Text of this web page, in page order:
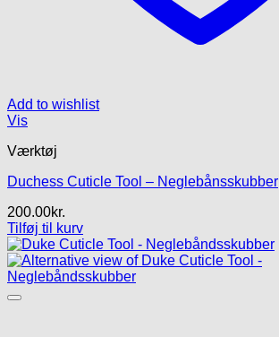
Add to wishlist
Vis
Værktøj
Duchess Cuticle Tool – Neglebånsskubber
200.00kr.
Tilføj til kurv